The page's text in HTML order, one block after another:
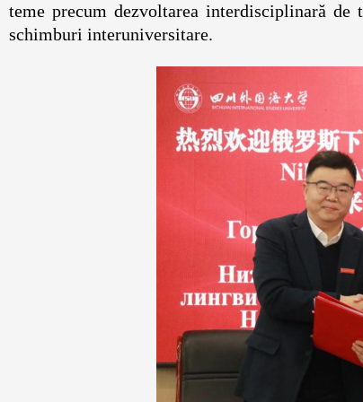
teme precum dezvoltarea interdisciplinară
schimburi interuniversitare.